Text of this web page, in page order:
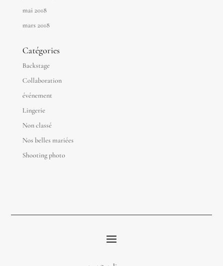
mai 2018
mars 2018
Catégories
Backstage
Collaboration
événement
Lingerie
Non classé
Nos belles mariées
Shooting photo